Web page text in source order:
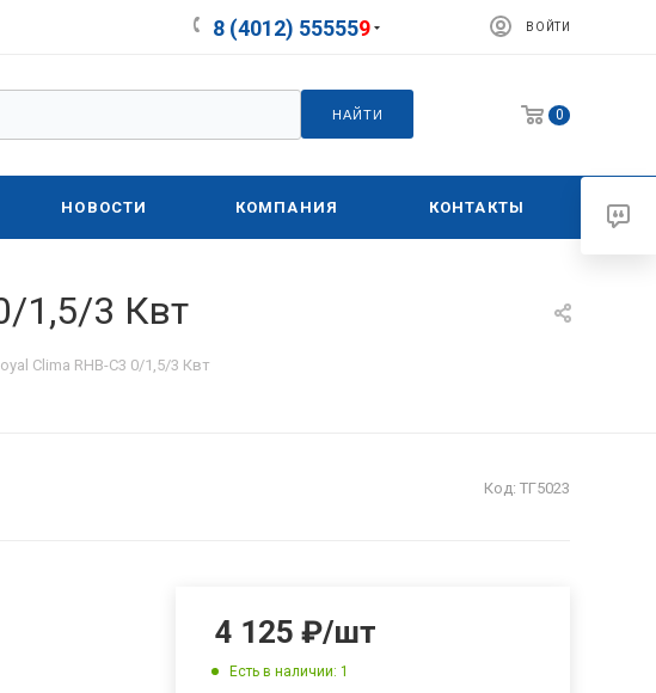
8 (4012) 555559 ВОЙТИ
НАЙТИ 0
НОВОСТИ КОМПАНИЯ КОНТАКТЫ
1,5/3 Квт
Clima RHB-C3 0/1,5/3 Квт
Код: ТГ5023
4 125 ₽/шт
Есть в наличии: 1